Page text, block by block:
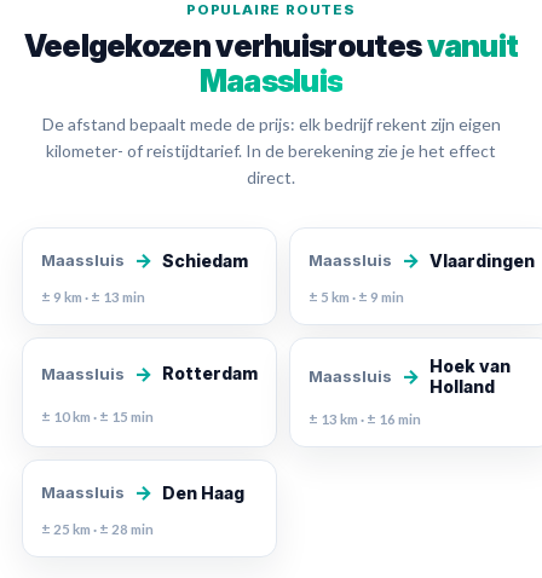
POPULAIRE ROUTES
Veelgekozen verhuisroutesvanuit
Maassluis
De afstand bepaalt mede de prijs: elk bedrijf rekent zijn eigen
kilometer- of reistijdtarief. In de berekening zie je het effect
direct.
Maassluis → Schiedam
± 9 km · ± 13 min
Maassluis → Vlaardingen
± 5 km · ± 9 min
Maassluis → Rotterdam
± 10 km · ± 15 min
Maassluis → Hoek van
Holland
± 13 km · ± 16 min
Maassluis → Den Haag
± 25 km · ± 28 min